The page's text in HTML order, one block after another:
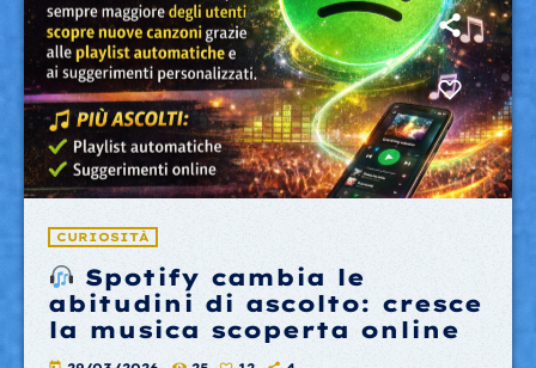
CURIOSITÀ
Spotify cambia le
abitudini di ascolto: cresce
la musica scoperta online